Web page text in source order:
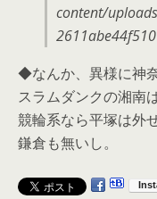
content/
◆なんか、異様に神
スラムダンクの湘南
競輪系なら平塚は外
鎌倉も無いし。